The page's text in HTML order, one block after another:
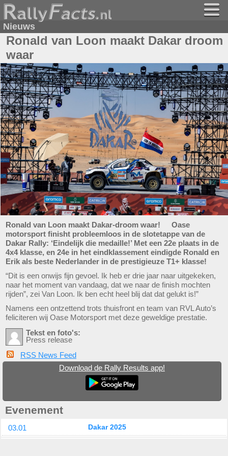
Nieuws
Ronald van Loon maakt Dakar droom
waar
Ronald van Loon maakt Dakar-droom waar! Oase
motorsport finisht probleemloos in de slotetappe van de
Dakar Rally: ‘Eindelijk die medaille!’ Met een 22e plaats in de
4x4 klasse, en 24e in het eindklassement eindigde Ronald en
Erik als beste Nederlander in de prestigieuze T1+ klasse!
“Dit is een onwijs fijn gevoel. Ik heb er drie jaar naar uitgekeken,
naar het moment van vandaag, dat we naar de finish mochten
rijden”, zei Van Loon. Ik ben echt heel blij dat dat gelukt is!”
Namens een ontzettend trots thuisfront en team van RVL Auto’s
feliciteren wij Oase Motorsport met deze geweldige prestatie.
Tekst en foto's:
Press release
RSS News Feed
Download de Rally Results app!
Evenement
03.01 Dakar 2025